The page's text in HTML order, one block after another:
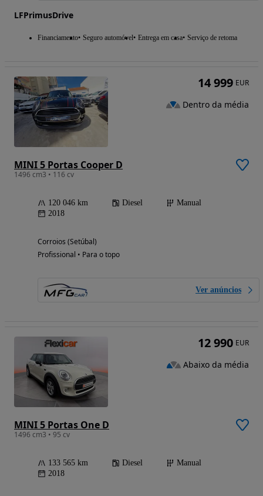
LFPrimusDrive
Financiamento Seguro automóvel Entrega em casa Serviço de retoma
MINI 5 Portas Cooper D
1496 cm3 • 116 cv
120 046 km Diesel
Manual
2018
Corroios (Setúbal)
Profissional • Para o topo
Ver anúncios
14 999 EUR
Dentro da média
MINI 5 Portas One D
1496 cm3 • 95 cv
133 565 km Diesel
Manual
2018
12 990 EUR
Abaixo da média